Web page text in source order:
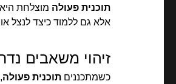
תוכנית פעולה מוצלחת
אלא גם ללמוד כיצד לנצל
זיהוי משאבים
כשמתכננים תוכנית פעולה